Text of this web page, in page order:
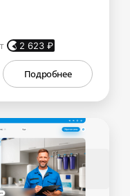
2 623 ₽
Подробнее